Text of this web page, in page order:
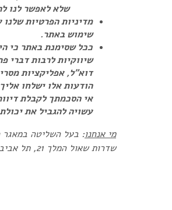
שלא לאפשר לנו
מדיניות הפרטיות
שימוש באתר.
ככל שסימנת באתר כי
הודעות אלו ישלחו
אי הסכמתך לקבלת
עשויה להגביל את
מי אנחנו: בעל השליטה
שדרות שאול המלך 21, תל אביב, 64367, מספר טלפון